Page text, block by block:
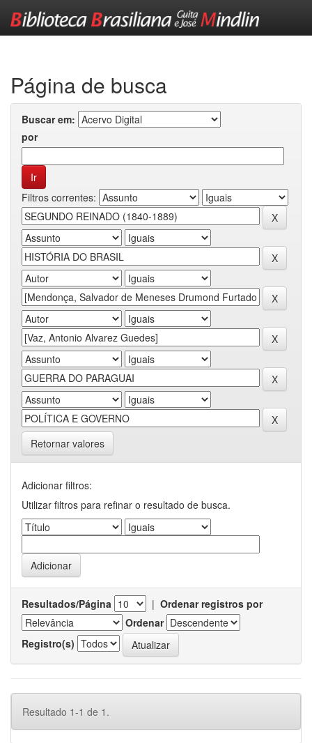
Página de busca
Buscar em:
por
Filtros correntes:
Retornar valores
Adicionar filtros:
Utilizar filtros para refinar o resultado de busca.
Resultados/Página | Ordenar registros por
Ordenar
Registro(s)
Resultado 1-1 de 1.